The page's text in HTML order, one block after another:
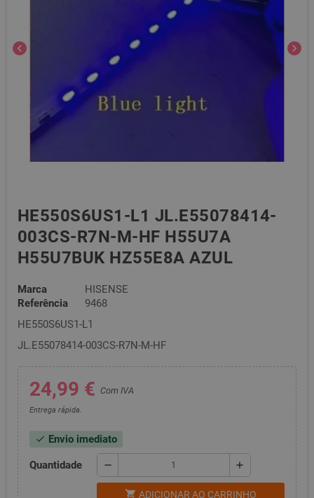
chevron_left chevron_right
HE550S6US1-L1 JL.E55078414-
003CS-R7N-M-HF H55U7A
H55U7BUK HZ55E8A AZUL
Marca
HISENSE
Referência
9468
HE550S6US1-L1
JL.E55078414-003CS-R7N-M-HF
24,99 € Com IVA
Entrega rápida.
check Envio imediato
Quantidade remove add
shopping_cart ADICIONAR AO CARRINHO